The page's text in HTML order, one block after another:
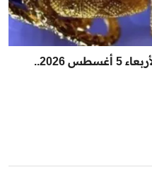
عاجل | زيادة سعر الذهب اليوم الأربعاء 5 أغسطس 2026..